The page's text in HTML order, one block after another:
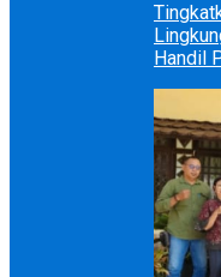
Handil